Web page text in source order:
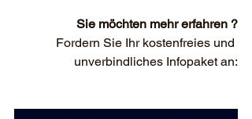
Sie möchten mehr erfahren ?
Fordern Sie Ihr kostenfreies und
unverbindliches Infopaket an: